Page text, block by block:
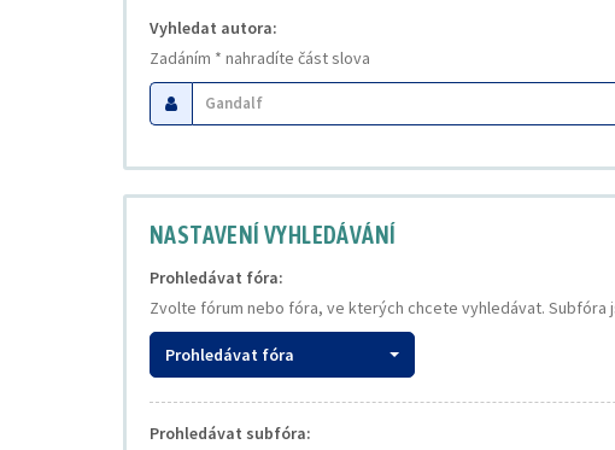
Vyhledat autora:
Zadáním * nahradíte část slova
NASTAVENÍ VYHLEDÁVÁNÍ
Prohledávat fóra:
Zvolte fórum nebo fóra, ve kterých chcete vyhledávat.
Prohledávat fóra
Prohledávat subfóra: